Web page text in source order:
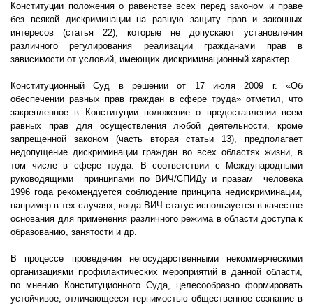
Конституции положения о равенстве всех перед законом и праве
без всякой дискриминации на равную защиту прав и законных
интересов (статья 22), которые не допускают установления
различного регулирования реализации гражданами прав в
зависимости от условий, имеющих дискриминационный характер.
Конституционный Суд в решении от 17 июля 2009 г. «Об
обеспечении равных прав граждан в сфере труда» отметил, что
закрепленное в Конституции положение о предоставлении всем
равных прав для осуществления любой деятельности, кроме
запрещенной законом (часть вторая статьи 13), предполагает
недопущение дискриминации граждан во всех областях жизни, в
том числе в сфере труда. В соответствии с Международными
руководящими
принципами по ВИЧ/СПИДу и правам человека
1996 года рекомендуется соблюдение принципа недискриминации,
например в тех случаях, когда ВИЧ-статус используется в качестве
основания для применения различного режима в области доступа к
образованию, занятости и др.
В процессе проведения негосударственными некоммерческими
организациями профилактических мероприятий в данной области,
по мнению Конституционного Суда, целесообразно формировать
устойчивое, отличающееся терпимостью общественное сознание в